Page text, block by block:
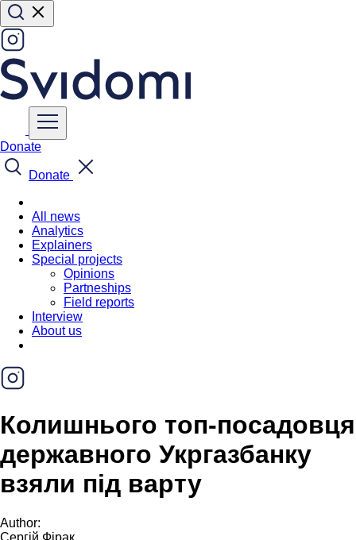
Donate
Donate
All news
Analytics
Explainers
Special projects
Opinions
Partneships
Field reports
Interview
About us
Колишнього топ-посадовця
державного Укргазбанку
взяли під варту
Author:
Сергій Фірак